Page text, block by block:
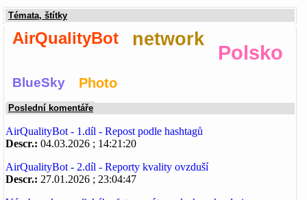
Témata, štítky
AirQualityBot network
Polsko
BlueSky Photo
Poslední komentáře
AirQualityBot - 1.díl - Repost podle hashtagů
Descr.: 04.03.2026 ; 14:21:20
AirQualityBot - 2.díl - Reporty kvality ovzduší
Descr.: 27.01.2026 ; 23:04:47